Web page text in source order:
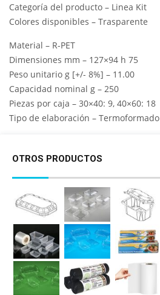
Categoría del producto – Linea Kit
Colores disponibles – Trasparente
Material – R-PET
Dimensiones mm – 127×94 h 75
Peso unitario g [+/- 8%] – 11.00
Capacidad nominal g – 250
Piezas por caja – 30×40: 9, 40×60: 18
Tipo de elaboración – Termoformado
OTROS PRODUCTOS